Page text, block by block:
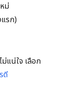
ม่
รก)
ม่แน่ใจ เลือก
ดี